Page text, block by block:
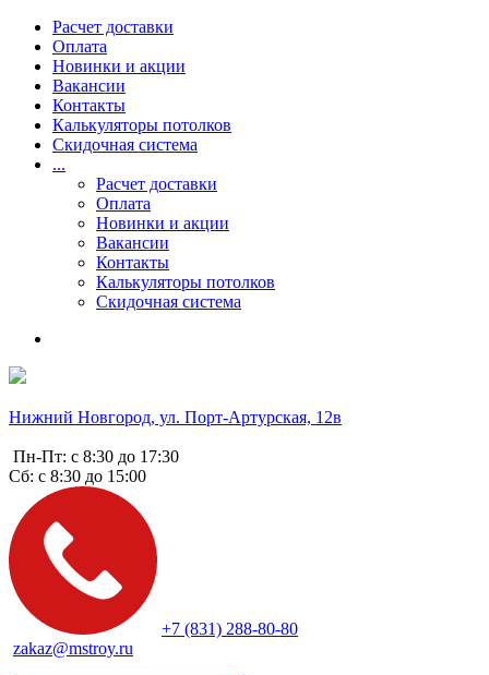
Расчет доставки
Оплата
Новинки и акции
Вакансии
Контакты
Калькуляторы потолков
Скидочная система
...
Расчет доставки
Оплата
Новинки и акции
Вакансии
Контакты
Калькуляторы потолков
Скидочная система
Нижний Новгород, ул. Порт-Артурская, 12в
Пн-Пт: с 8:30 до 17:30
Сб: с 8:30 до 15:00
+7 (831) 288-80-80
zakaz@mstroy.ru